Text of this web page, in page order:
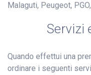
Malaguti, Peugeot,
Servizi
Quando effettui una
ordinare i seguenti